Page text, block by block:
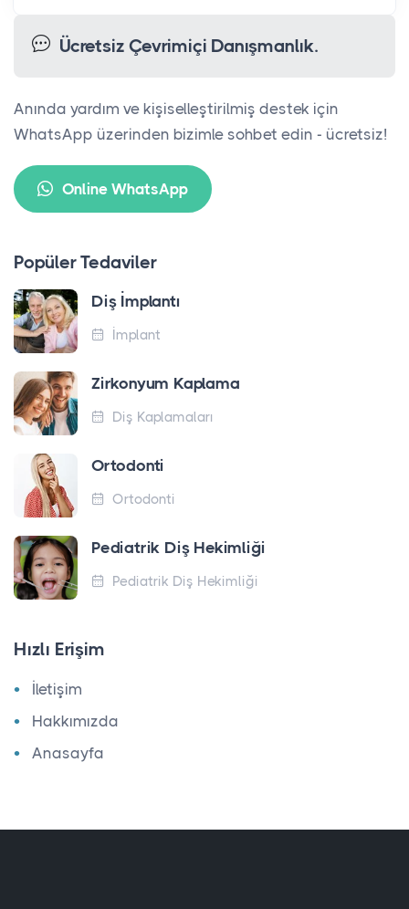
Ücretsiz Çevrimiçi Danışmanlık.
Anında yardım ve kişiselleştirilmiş destek için
WhatsApp üzerinden bizimle sohbet edin - ücretsiz!
Online WhatsApp
Popüler Tedaviler
Diş İmplantı
İmplant
Zirkonyum Kaplama
Diş Kaplamaları
Ortodonti
Ortodonti
Pediatrik Diş Hekimliği
Pediatrik Diş Hekimliği
Hızlı Erişim
İletişim
Hakkımızda
Anasayfa